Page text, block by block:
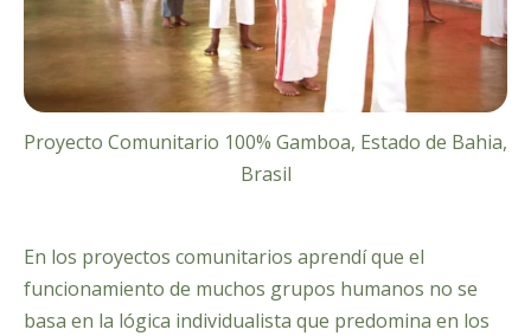
En los proyectos comunitarios aprendí que el
funcionamiento de muchos grupos humanos no se
basa en la lógica individualista que predomina en los
Proyecto Comunitario 100% Gamboa, Estado de Bahia,
Brasil